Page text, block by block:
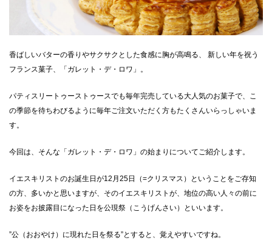
香ばしいバターの香りやサクサクとした食感に胸が高鳴る、 新しい年を祝う
フランス菓子、「ガレット・デ・ロワ」。
パティスリートゥーストゥースでも毎年完売している大人気のお菓子で、こ
の季節を待ちわびるように毎年ご注文いただく方もたくさんいらっしゃいま
す。
今回は、そんな「ガレット・デ・ロワ」の始まりについてご紹介します。
イエスキリストのお誕生日が12月25日（=クリスマス）ということをご存知
の方、多いかと思いますが、そのイエスキリストが、地位の高い人々の前に
お姿をお披露目になった日を公現祭（こうげんさい）といいます。
”公（おおやけ）に現れた日を祭る”とすると、覚えやすいですね。